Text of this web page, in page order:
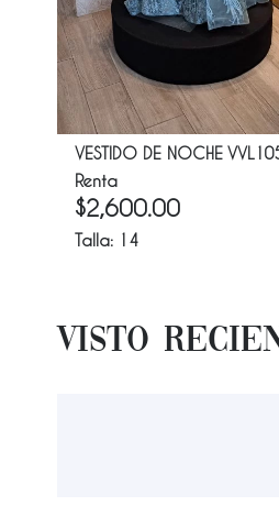
VESTIDO DE NOCHE
Renta
$2,600.00
Talla: 14
Visto